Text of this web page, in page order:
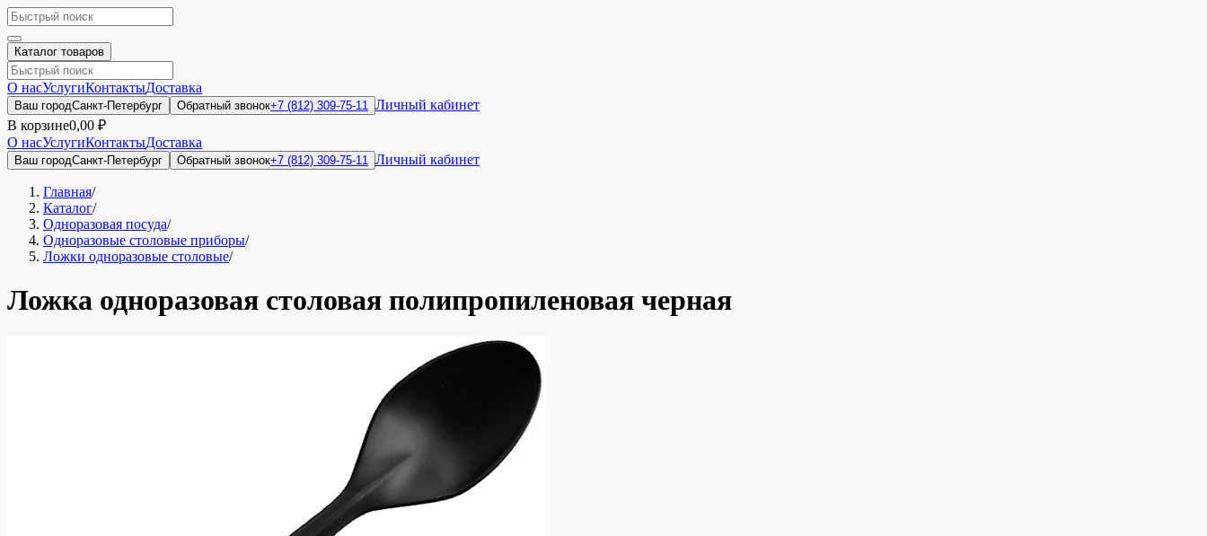
Каталог товаров
О насУслугиКонтактыДоставка
Ваш городСанкт-Петербург Обратный звонок+7 (812) 309-75-11 Личный кабинет
В корзине0,00 ₽
О насУслугиКонтактыДоставка
Ваш городСанкт-Петербург Обратный звонок+7 (812) 309-75-11 Личный кабинет
Главная/
Каталог/
Одноразовая посуда/
Одноразовые столовые приборы/
Ложки одноразовые столовые/
Ложка одноразовая столовая полипропиленовая черная